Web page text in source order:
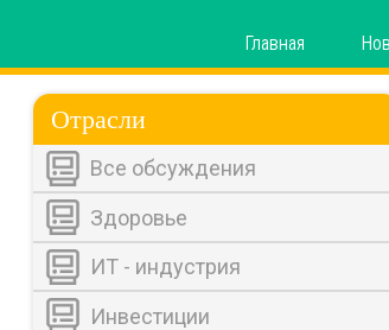
Главная
Отрасли
Все обсуждения
Здоровье
ИТ - индустрия
Инвестиции